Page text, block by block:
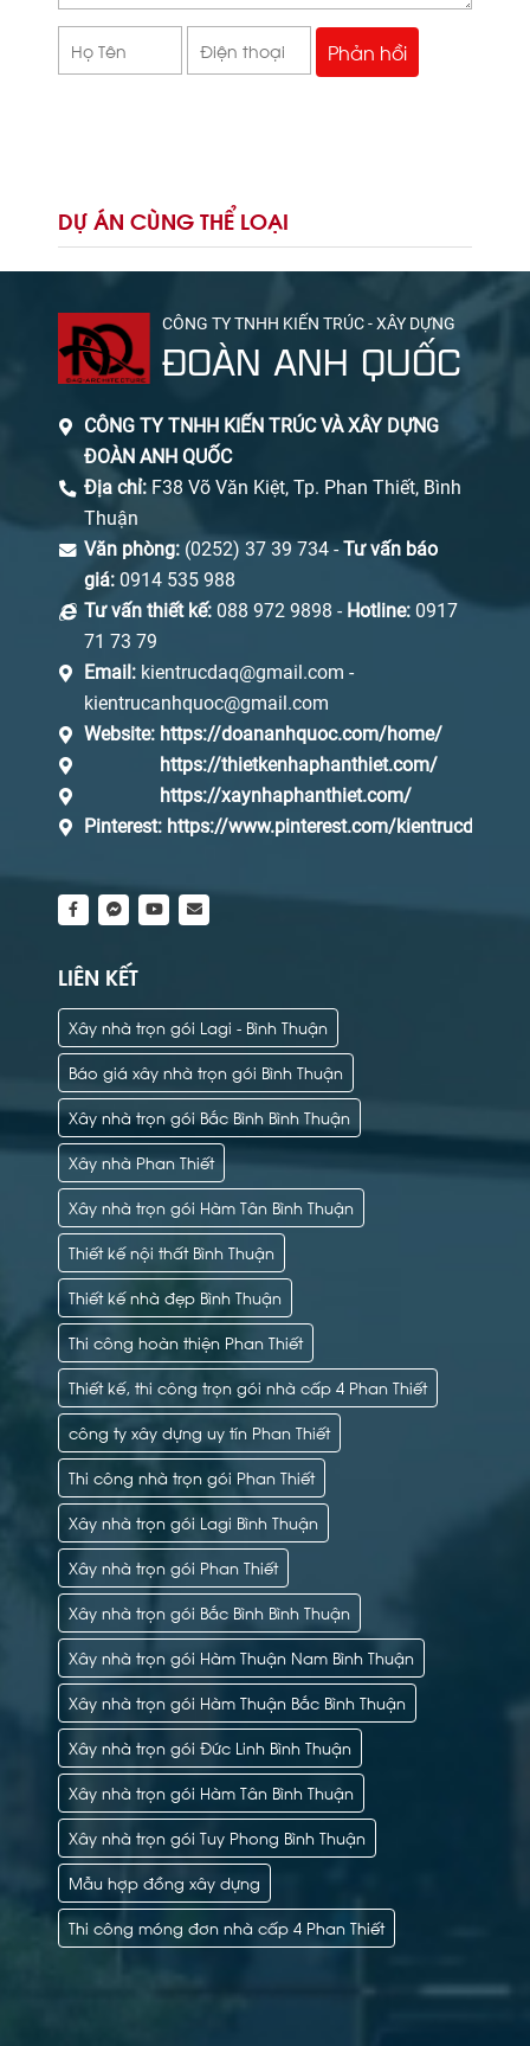
DỰ ÁN CÙNG THỂ LOẠI
CÔNG TY TNHH KIẾN TRÚC - XÂY DỰNG
ĐOÀN ANH QUỐC
CÔNG TY TNHH KIẾN TRÚC VÀ XÂY DỰNG
ĐOÀN ANH QUỐC
Địa chỉ:F38 Võ Văn Kiệt, Tp. Phan Thiết, Bình
Thuận
Văn phòng: (0252) 37 39 734 -Tư vấn báo
giá: 0914 535 988
Tư vấn thiết kế: 088 972 9898 - Hotline: 0917
71 73 79
Email: kientrucdaq@gmail.com -
kientrucanhquoc@gmail.com
Website: https://doananhquoc.com/home/
https://thietkenhaphanthiet.com/
https://xaynhaphanthiet.com/
Pinterest: https://www.pinterest.com/kientrucdaq/
LIÊN KẾT
Xây nhà trọn gói Lagi - Bình Thuận
Báo giá xây nhà trọn gói Bình Thuận
Xây nhà trọn gói Bắc Bình Bình Thuận
Xây nhà Phan Thiết
Xây nhà trọn gói Hàm Tân Bình Thuận
Thiết kế nội thất Bình Thuận
Thiết kế nhà đẹp Bình Thuận
Thi công hoàn thiện Phan Thiết
Thiết kế, thi công trọn gói nhà cấp 4 Phan Thiết
công ty xây dựng uy tín Phan Thiết
Thi công nhà trọn gói Phan Thiết
Xây nhà trọn gói Lagi Bình Thuận
Xây nhà trọn gói Phan Thiết
Xây nhà trọn gói Bắc Bình Bình Thuận
Xây nhà trọn gói Hàm Thuận Nam Bình Thuận
Xây nhà trọn gói Hàm Thuận Bắc Bình Thuận
Xây nhà trọn gói Đức Linh Bình Thuận
Xây nhà trọn gói Hàm Tân Bình Thuận
Xây nhà trọn gói Tuy Phong Bình Thuận
Mẫu hợp đồng xây dựng
Thi công móng đơn nhà cấp 4 Phan Thiết